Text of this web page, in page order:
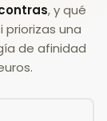
, y qué
priorizas una
de afinidad